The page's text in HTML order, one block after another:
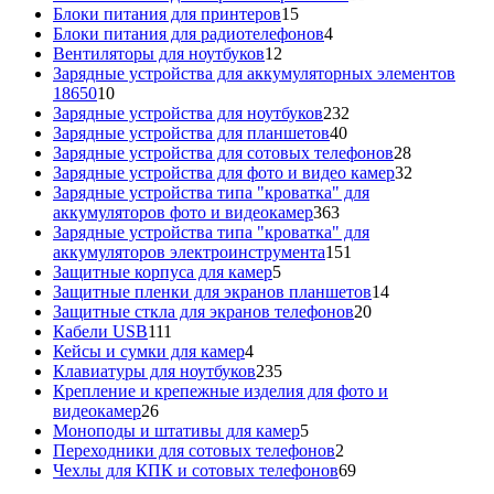
Блоки питания для принтеров1515
товаров
Блоки питания для радиотелефонов44
Вентиляторы для ноутбуков12
товаров
Зарядные устройства для аккумуляторных элементов
186501010
товаров
Зарядные устройства для ноутбуков232
Зарядные устройства для планшетов4040
товаров
Зарядные устройства для сотовых телефонов2828
товаров
Зарядные устройства для фото и видео камер32
Зарядные устройства типа "кроватка" для
аккумуляторов фото и видеокамер363363
товара
Зарядные устройства типа "кроватка" для
аккумуляторов электроинструмента151
Защитные корпуса для камер55
товаров
Защитные пленки для экранов планшетов1414
Защитные сткла для экранов телефонов2020
Кабели USB111
товаров
Кейсы и сумки для камер44
товара
Клавиатуры для ноутбуков235235
товаров
Крепление и крепежные изделия для фото и
видеокамер2626
товаров
Моноподы и штативы для камер55
товаров
Переходники для сотовых телефонов2
товара
Чехлы для КПК и сотовых телефонов6969